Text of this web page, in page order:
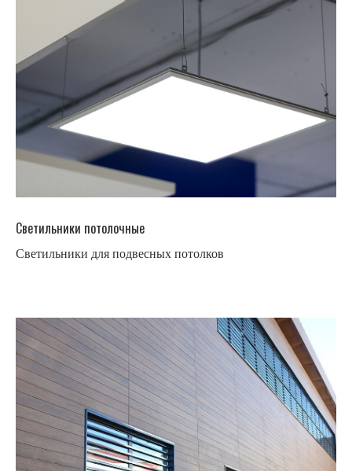
Светильники потолочные
Светильники для подвесных потолков